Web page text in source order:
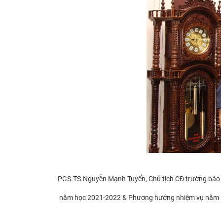
PGS.TS.Nguyễn Mạnh Tuyển, Chủ tịch CĐ trường
năm học 2021-2022 & Phương hướng nhiệm vụ